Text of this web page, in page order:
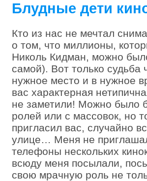
Блудные дети
Кто из нас не мечтал
о том, что миллионы,
Николь Кидман, можно
самой). Вот только судьба
нужное место и в нужное
вас характерная
не заметили! Можно было
ролей или с массовок, но
пригласил вас, случайно
улице… Меня не
телефоны нескольких
всюду меня посылали,
свою мрачную роль не